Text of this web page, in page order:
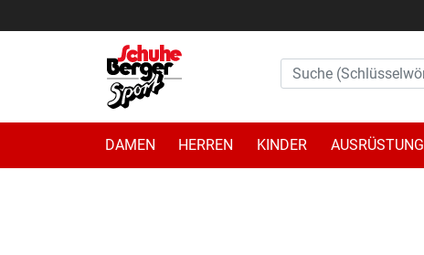
DAMEN HERREN KINDER AUSRÜSTUNG